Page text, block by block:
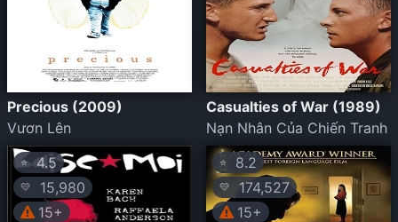
Precious (2009)
Vươn Lên
Casualties of War (1989)
Nạn Nhân Của Chiến Tranh
⭐4.5
💛
15,980
15+
⭐ 8.2
💛
174,527
15+